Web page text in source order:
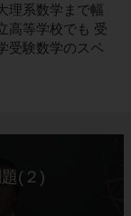
理系数学まで幅
高等学校でも 受
受験数学のスペ
(２)